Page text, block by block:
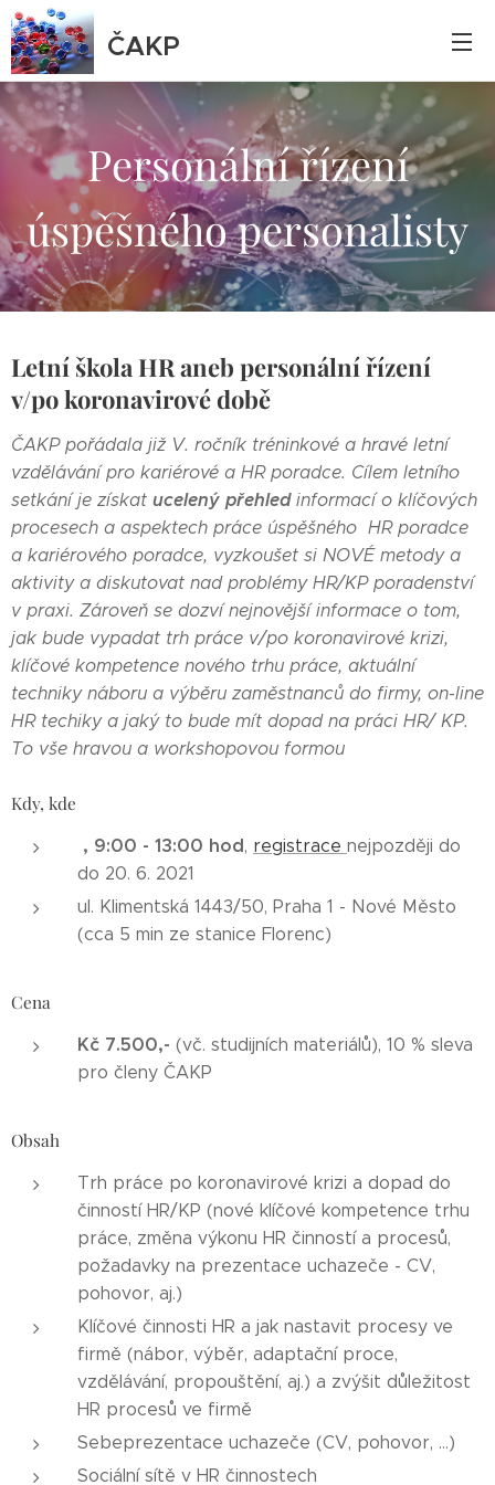
ČAKP
Personální řízení
úspěšného personalisty
Letní škola HR aneb personální řízení
v/po koronavirové době
ČAKP pořádala již V. ročník tréninkové a hravé letní
vzdělávání pro kariérové a HR poradce. Cílem letního
setkání je získat ucelený přehledinformací o klíčových
procesech a aspektech práce úspěšného HR poradce
a kariérového poradce, vyzkoušet si NOVÉ metody a
aktivity a diskutovat nad problémy HR/KP poradenství
v praxi. Zároveň se dozví nejnovější informace o tom,
jak bude vypadat trh práce v/po koronavirové krizi,
klíčové kompetence nového trhu práce, aktuální
techniky náboru a výběru zaměstnanců do firmy, on-line
HR techiky a jaký to bude mít dopad na práci HR/ KP.
To vše hravou a workshopovou formou
Kdy, kde
, 9:00 - 13:00 hod, registrace nejpozději do
do 20. 6. 2021
ul. Klimentská 1443/50, Praha 1 - Nové Město
(cca 5 min ze stanice Florenc)
Cena
Kč 7.500,- (vč. studijních materiálů), 10 % sleva
pro členy ČAKP
Obsah
Trh práce po koronavirové krizi a dopad do
činností HR/KP (nové klíčové kompetence trhu
práce, změna výkonu HR činností a procesů,
požadavky na prezentace uchazeče - CV,
pohovor, aj.)
Klíčové činnosti HR a jak nastavit procesy ve
firmě (nábor, výběr, adaptační proce,
vzdělávání, propouštění, aj.) a zvýšit důležitost
HR procesů ve firmě
Sebeprezentace uchazeče (CV, pohovor, ...)
Sociální sítě v HR činnostech